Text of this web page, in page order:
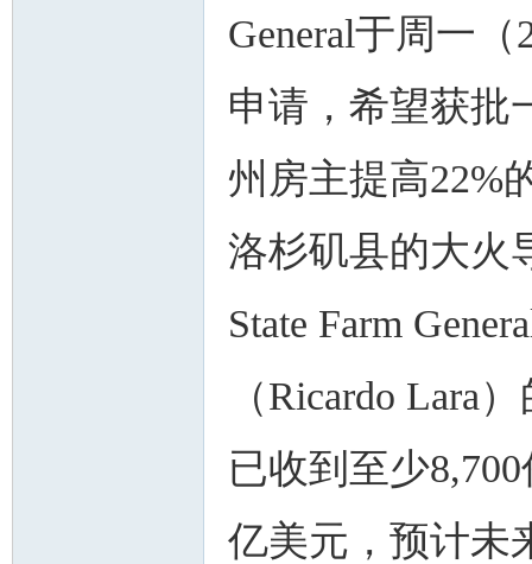
General于周一
申请，希望获批
州房主提高22%
洛杉矶县的大火
State Farm
（Ricardo Lara
已收到至少
亿美元，预计未